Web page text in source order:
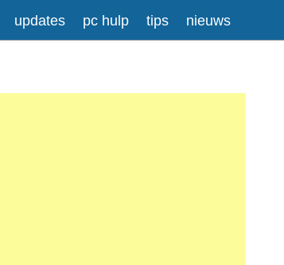
updates pc hulp tips nieuws